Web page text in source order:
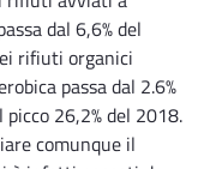
dal 6,6% del
rifiuti organici
passa dal 2.6%
26,2% del 2018.
comunque il